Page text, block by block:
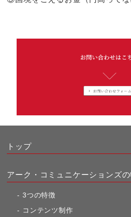
トップ
アーク・コミュニケーションズの
3つの特徴
コンテンツ制作